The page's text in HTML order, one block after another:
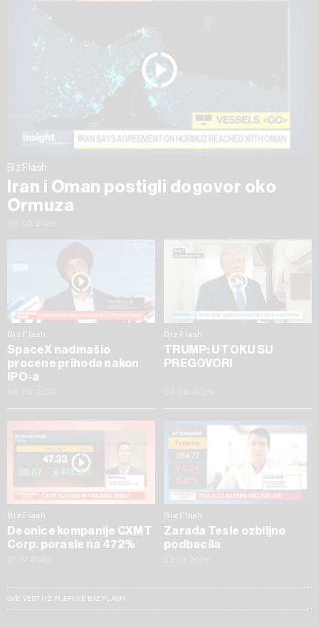
Biz Flash
Iran i Oman postigli dogovor oko
Ormuza
Biz Flash
SpaceX nadmašio
procene prihoda nakon
IPO-a
Biz Flash
TRUMP: U TOKU SU
PREGOVORI
Biz Flash
Deonice kompanije CXMT
Corp. porasle na 472%
Biz Flash
Zarada Tesle ozbiljno
podbacila
SVE VESTI IZ RUBRIKE BIZ FLASH